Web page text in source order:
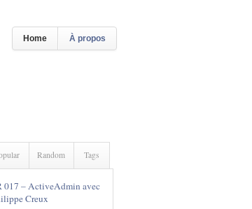
Home À propos
Random Tags
017 – ActiveAdmin avec
Creux